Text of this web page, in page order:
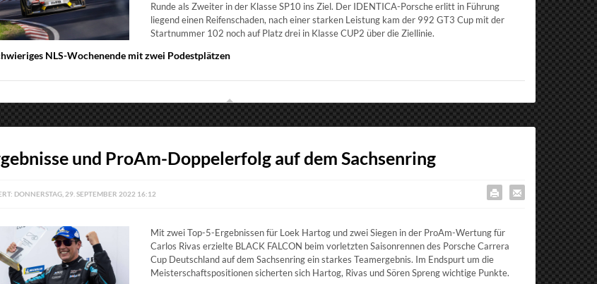
Runde als Zweiter in der Klasse SP10 ins Ziel. Der IDENTICA-Porsche erlitt in Führung
liegend einen Reifenschaden, nach einer starken Leistung kam der 992 GT3 Cup mit der
Startnummer 102 noch auf Platz drei in Klasse CUP2 über die Ziellinie.
NLS-Wochenende mit zwei Podestplätzen
und ProAm-Doppelerfolg auf dem Sachsenring
DONNERSTAG, 29. SEPTEMBER 2022 16:12
Mit zwei Top-5-Ergebnissen für Loek Hartog und zwei Siegen in der ProAm-Wertung für
Carlos Rivas erzielte BLACK FALCON beim vorletzten Saisonrennen des Porsche Carrera
Cup Deutschland auf dem Sachsenring ein starkes Teamergebnis. Im Endspurt um die
Meisterschaftspositionen sicherten sich Hartog, Rivas und Sören Spreng wichtige Punkte.